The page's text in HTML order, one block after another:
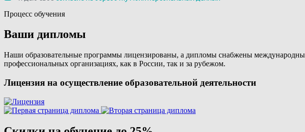
Процесс обучения
Ваши дипломы
Наши образовательные программы лицензированы, а дипломы снабжены
профессиональных организациях, как в России, так и за рубежом.
Лицензия на осуществление образовательной деятельности